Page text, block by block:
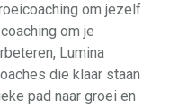
om jezelf
om je
Lumina
die klaar staan
pad naar groei en